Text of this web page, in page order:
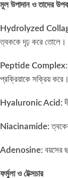
মূল উপাদান ও তাদের
Hydrolyzed
ত্বককে দৃঢ় করে তোলে।
Peptide Complex:
প্রক্রিয়াকে সক্রিয় করে।
Hyaluronic Acid:
Niacinamide:
Adenosine: বয়সের
ফর্মুলা ও টেক্সচার